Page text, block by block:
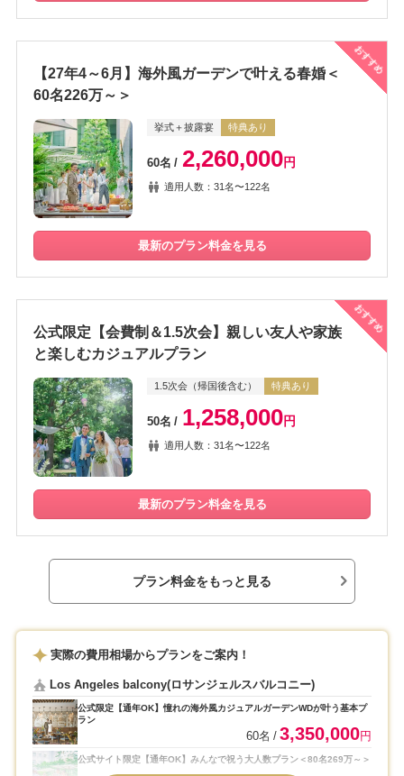
おすすめ
【27年4～6月】海外風ガーデンで叶える春婚＜
60名226万～＞
挙式＋披露宴 特典あり
60名 2,260,000円
適用人数：31名〜122名
最新のプラン料金を見る
おすすめ
公式限定【会費制＆1.5次会】親しい友人や家族
と楽しむカジュアルプラン
1.5次会（帰国後含む） 特典あり
50名 1,258,000円
適用人数：31名〜122名
最新のプラン料金を見る
プラン料金をもっと見る
実際の費用相場からプランをご案内！
Los Angeles balcony(ロサンジェルスバルコニー)
公式限定【通年OK】憧れの海外風カジュアルガーデンWDが叶う基本プ
ラン
60名 3,350,000円
公式サイト限定【通年OK】みんなで祝う大人数プラン＜80名269万～＞